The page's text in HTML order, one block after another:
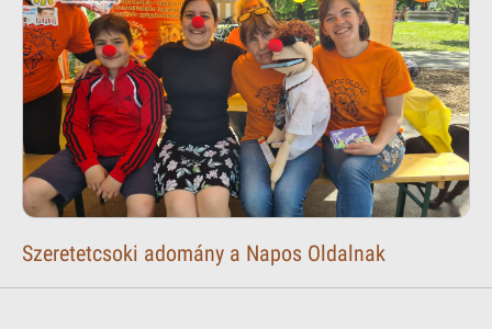
Szeretetcsoki adomány a Napos Oldalnak